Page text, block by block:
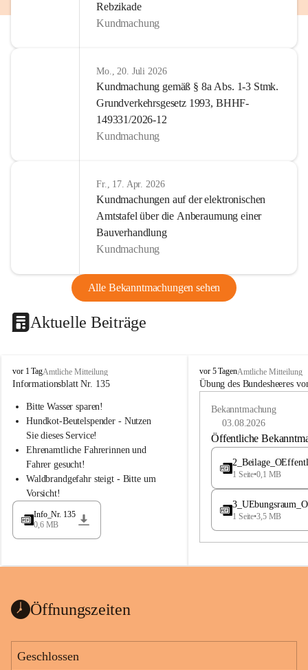
Rebzikade
Kundmachung
Mo., 20. Juli 2026
Kundmachung gemäß § 8a Abs. 1-3 Stmk.
Grundverkehrsgesetz 1993, BHHF-
149331/2026-12
Kundmachung
Fr., 17. Apr. 2026
Kundmachungen auf der elektronischen
Amtstafel über die Anberaumung einer
Bauverhandlung
Kundmachung
Alle Bekanntmachungen sehen
Aktuelle Beiträge
B
u
h
a
d
l
a
vor 1 TagAmtliche Mitteilung
Informationsblatt Nr. 135
Bitte Wasser sparen!
Hundkot-Beutelspender - Nutzen
Sie dieses Service!
Ehrenamtliche Fahrerinnen und
Fahrer gesucht!
Waldbrandgefahr steigt - Bitte um
Vorsicht!
Info_Nr. 135
0,6 MB
B
u
e
a
vor 5 TagenAmtliche Mitteilung
Übung des Bundesheeres
Bekanntmachung
03.08.2026
Öffentliche
1 Seite•0,1 MB
1 Seite•3,5 MB
Öffnungszeiten
Geschlossen